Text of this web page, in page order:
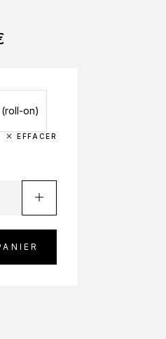
(roll-on)
EFFACER